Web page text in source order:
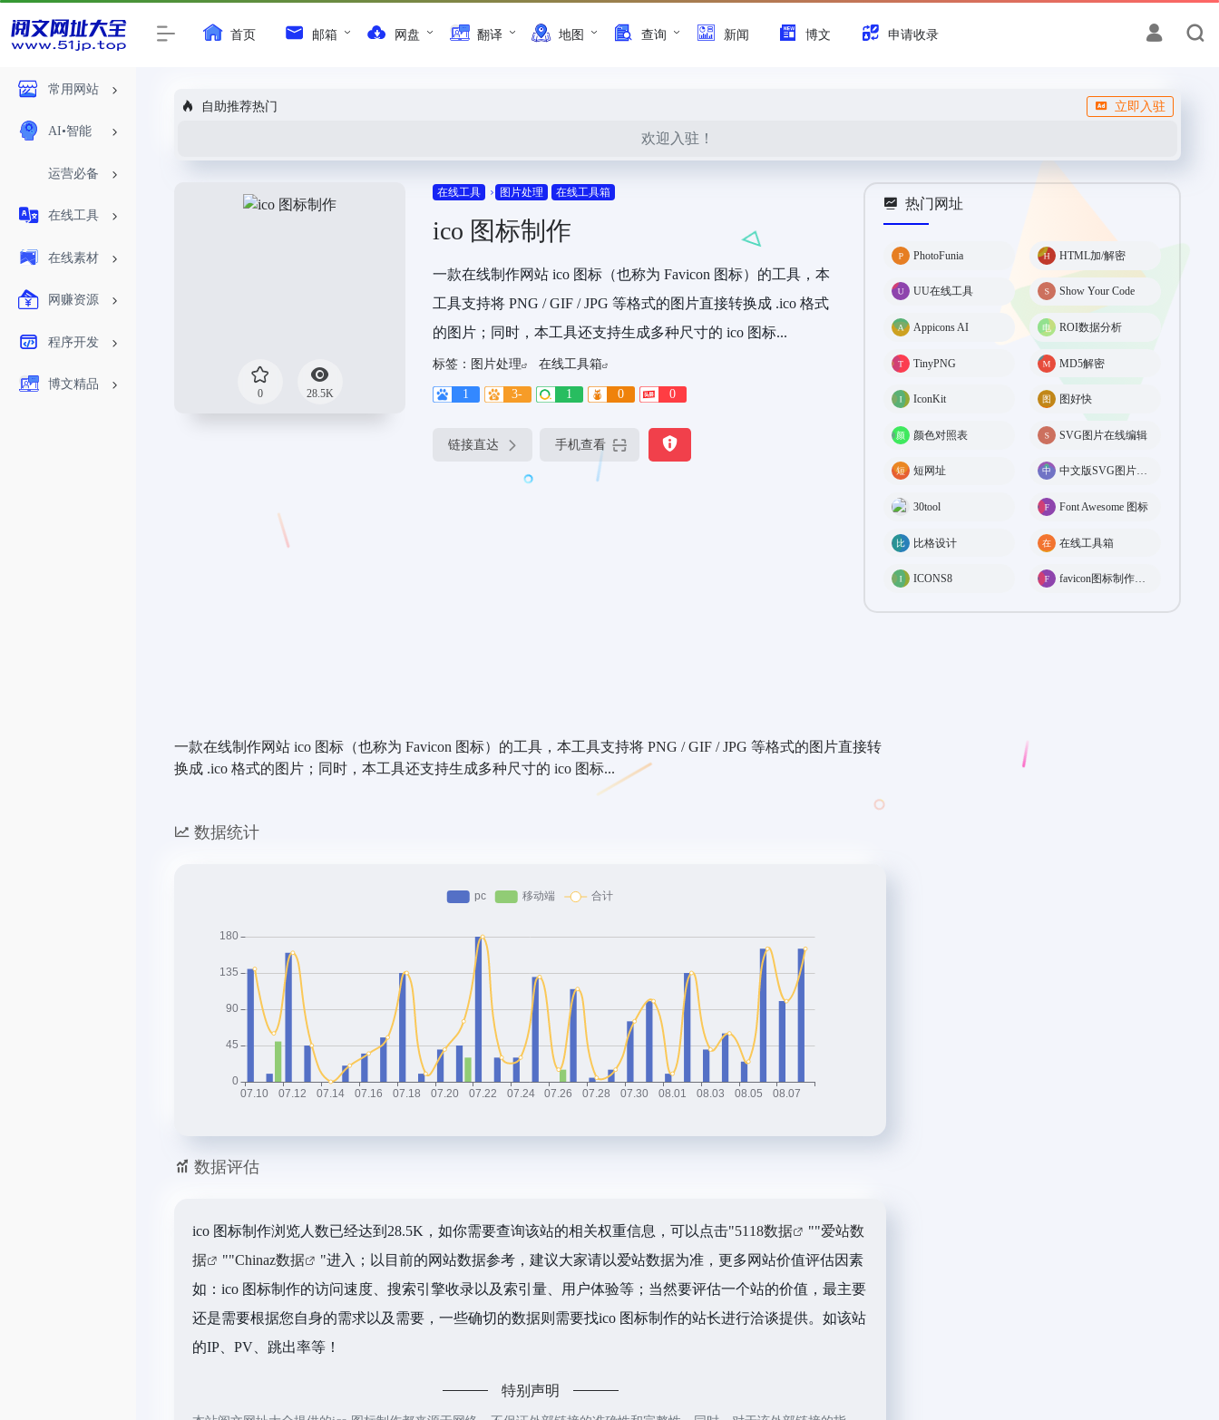
常用网站
AI•智能
运营必备
在线工具
在线素材
网赚资源
程序开发
博文精品
首页 邮箱 网盘 翻译 地图 查询 新闻 博文 申请收录
自助推荐热门 立即入驻
欢迎入驻！
0 28.5K
在线工具 图片处理 在线工具箱
ico 图标制作
一款在线制作网站 ico 图标（也称为 Favicon 图标）的工具，本
工具支持将 PNG / GIF / JPG 等格式的图片直接转换成 .ico 格式
的图片；同时，本工具还支持生成多种尺寸的 ico 图标...
标签： 图片处理 在线工具箱
1 3- 1 0 0
链接直达 手机查看
热门网址
PhotoFunia HTML加/解密
UU在线工具 Show Your Code
Appicons AI ROI数据分析
TinyPNG MD5解密
IconKit 图好快
颜色对照表 SVG图片在线编辑
短网址 中文版SVG图片在线编辑
30tool Font Awesome 图标
比格设计 在线工具箱
ICONS8 favicon图标制作工具
一款在线制作网站 ico 图标（也称为 Favicon 图标）的工具，本工具支持将 PNG / GIF / JPG 等格式的图片直接转
换成 .ico 格式的图片；同时，本工具还支持生成多种尺寸的 ico 图标...
数据统计
数据评估
ico 图标制作浏览人数已经达到28.5K，如你需要查询该站的相关权重信息，可以点击"5118数据 ""爱站数
据
""Chinaz数据
"进入；以目前的网站数据参考，建议大家请以爱站数据为准，更多网站价值评估因素
如：ico 图标制作的访问速度、搜索引擎收录以及索引量、用户体验等；当然要评估一个站的价值，最主要
还是需要根据您自身的需求以及需要，一些确切的数据则需要找ico 图标制作的站长进行洽谈提供。如该站
的IP、PV、跳出率等！
特别声明